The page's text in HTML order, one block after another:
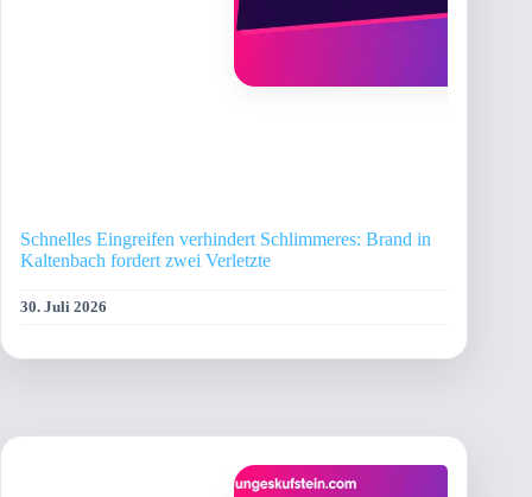
Schnelles Eingreifen verhindert Schlimmeres: Brand in
Kaltenbach fordert zwei Verletzte
30. Juli 2026